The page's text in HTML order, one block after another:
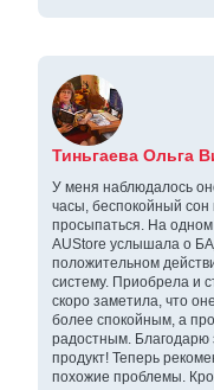
Тиньгаева Ольга
У меня наблюдалось
часы, беспокойный
просыпаться. На
AUStore услышала о
положительном
систему. Приобрела и
скоро заметила, что
более спокойным, а
радостным. Благодарю
продукт! Теперь
похожие проблемы.